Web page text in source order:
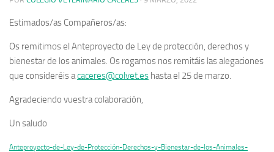
Estimados/as Compañeros/as:
Os remitimos el Anteproyecto de Ley de protección, derechos y
bienestar de los animales. Os rogamos nos remitáis las alegaciones
que consideréis acaceres@colvet.es hasta el 25 de marzo.
Agradeciendo vuestra colaboración,
Un saludo
Anteproyecto-de-Ley-de-Protección-Derechos-y-Bienestar-de-los-Animales-